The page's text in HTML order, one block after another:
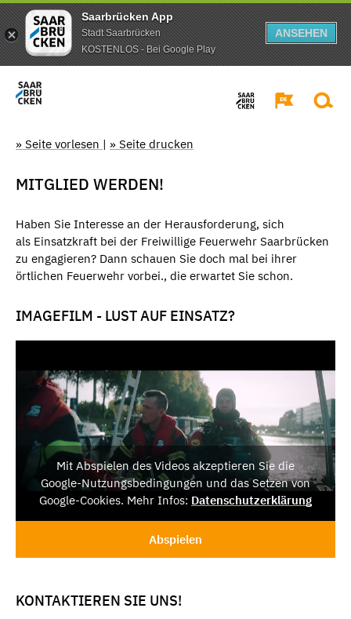
Saarbrücken App
Stadt Saarbrücken
KOSTENLOS - Bei Google Play
ANSEHEN
» Seite vorlesen | » Seite drucken
MITGLIED WERDEN!
Haben Sie Interesse an der Herausforderung, sich
als Einsatzkraft bei der Freiwillige Feuerwehr Saarbrücken
zu engagieren? Dann schauen Sie doch mal bei ihrer
örtlichen Feuerwehr vorbei., die erwartet Sie schon.
IMAGEFILM - LUST AUF EINSATZ?
Mit Abspielen des Videos akzeptieren Sie die
Google-Nutzungsbedingungen und das Setzen von
Google-Cookies. Mehr Infos: Datenschutzerklärung
Abspielen
KONTAKTIEREN SIE UNS!